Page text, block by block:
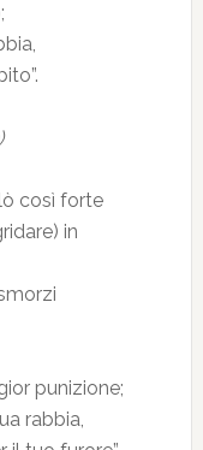
così forte
in
punizione;
rabbia,